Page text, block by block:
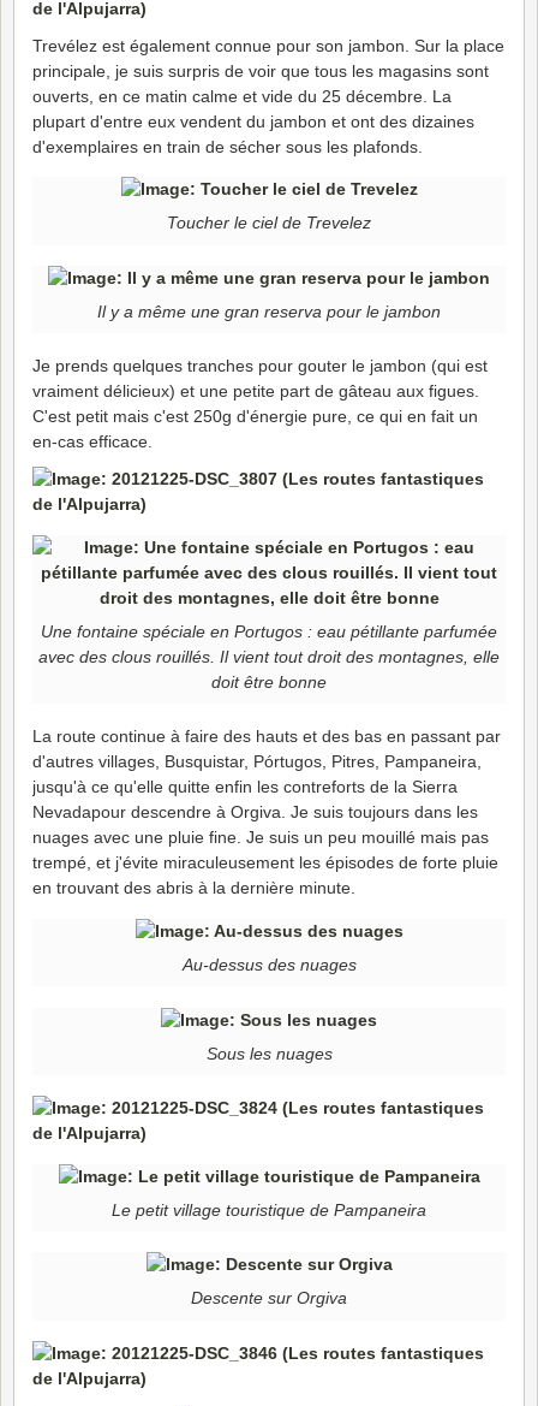
Trevélez est également connue pour son jambon. Sur la place
principale, je suis surpris de voir que tous les magasins sont
ouverts, en ce matin calme et vide du 25 décembre. La
plupart d'entre eux vendent du jambon et ont des dizaines
d'exemplaires en train de sécher sous les plafonds.
Toucher le ciel de Trevelez
Il y a même une gran reserva pour le jambon
Je prends quelques tranches pour gouter le jambon (qui est
vraiment délicieux) et une petite part de gâteau aux figues.
C'est petit mais c'est 250g d'énergie pure, ce qui en fait un
en-cas efficace.
Une fontaine spéciale en Portugos : eau pétillante parfumée
avec des clous rouillés. Il vient tout droit des montagnes, elle
doit être bonne
La route continue à faire des hauts et des bas en passant par
d'autres villages, Busquistar, Pórtugos, Pitres, Pampaneira,
jusqu'à ce qu'elle quitte enfin les contreforts de la Sierra
Nevadapour descendre à Orgiva. Je suis toujours dans les
nuages avec une pluie fine. Je suis un peu mouillé mais pas
trempé, et j'évite miraculeusement les épisodes de forte pluie
en trouvant des abris à la dernière minute.
Au-dessus des nuages
Sous les nuages
Le petit village touristique de Pampaneira
Descente sur Orgiva